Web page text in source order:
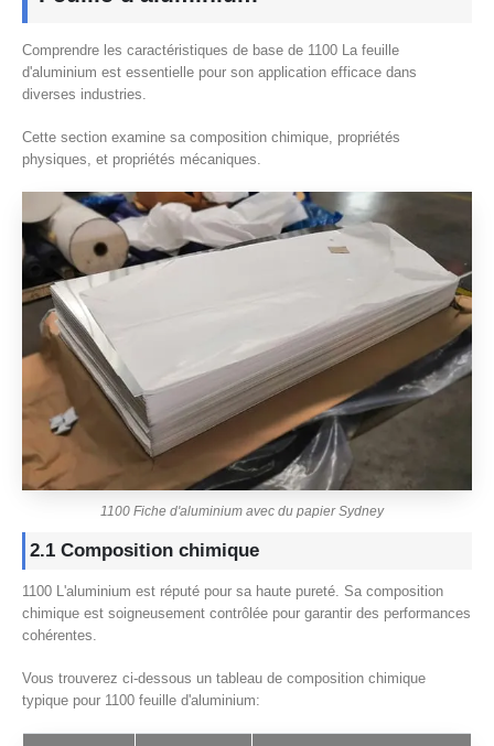
Comprendre les caractéristiques de base de 1100 La feuille
d'aluminium est essentielle pour son application efficace dans
diverses industries.
Cette section examine sa composition chimique, propriétés
physiques, et propriétés mécaniques.
1100 Fiche d'aluminium avec du papier Sydney
2.1 Composition chimique
1100 L'aluminium est réputé pour sa haute pureté. Sa composition
chimique est soigneusement contrôlée pour garantir des performances
cohérentes.
Vous trouverez ci-dessous un tableau de composition chimique
typique pour 1100 feuille d'aluminium: